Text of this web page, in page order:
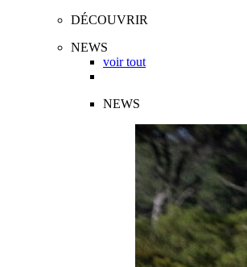
DÉCOUVRIR
NEWS
voir tout
NEWS